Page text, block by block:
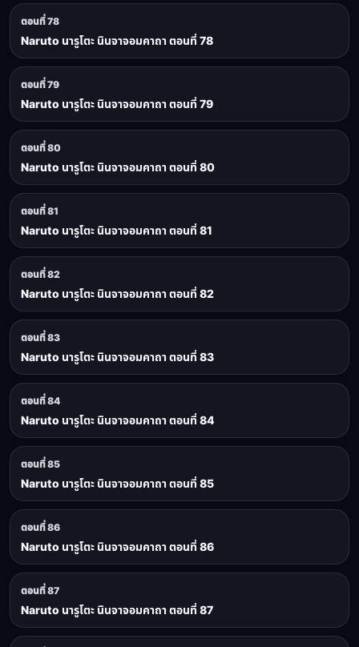
ตอนที่ 78
Naruto นารูโตะ นินจาจอมคาถา ตอนที่ 78
ตอนที่ 79
Naruto นารูโตะ นินจาจอมคาถา ตอนที่ 79
ตอนที่ 80
Naruto นารูโตะ นินจาจอมคาถา ตอนที่ 80
ตอนที่ 81
Naruto นารูโตะ นินจาจอมคาถา ตอนที่ 81
ตอนที่ 82
Naruto นารูโตะ นินจาจอมคาถา ตอนที่ 82
ตอนที่ 83
Naruto นารูโตะ นินจาจอมคาถา ตอนที่ 83
ตอนที่ 84
Naruto นารูโตะ นินจาจอมคาถา ตอนที่ 84
ตอนที่ 85
Naruto นารูโตะ นินจาจอมคาถา ตอนที่ 85
ตอนที่ 86
Naruto นารูโตะ นินจาจอมคาถา ตอนที่ 86
ตอนที่ 87
Naruto นารูโตะ นินจาจอมคาถา ตอนที่ 87